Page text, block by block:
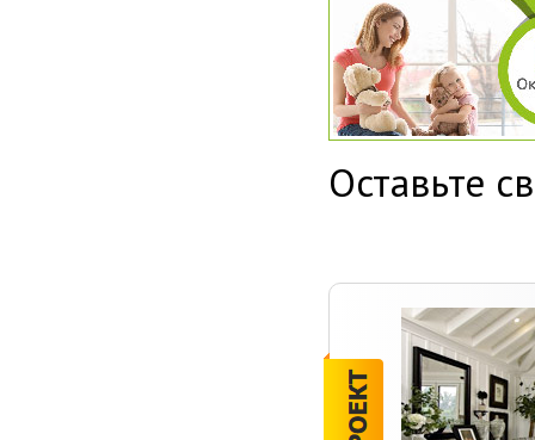
Оставьте